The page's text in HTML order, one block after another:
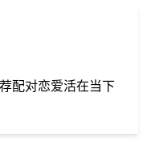
配对恋爱活在当下